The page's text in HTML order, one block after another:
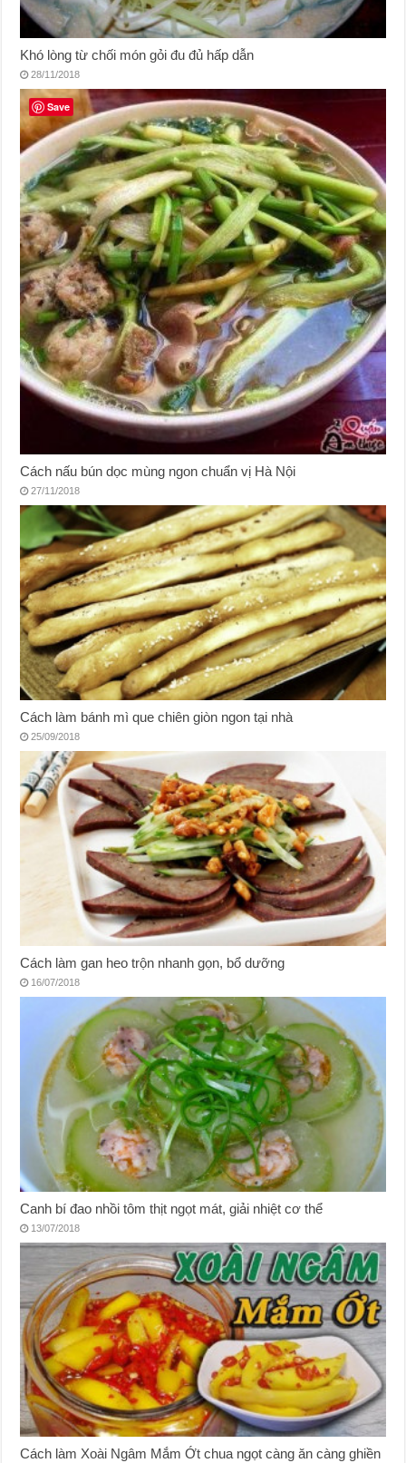
Khó lòng từ chối món gỏi đu đủ hấp dẫn
28/11/2018
Cách nấu bún dọc mùng ngon chuẩn vị Hà Nội
27/11/2018
Cách làm bánh mì que chiên giòn ngon tại nhà
25/09/2018
Cách làm gan heo trộn nhanh gọn, bổ dưỡng
16/07/2018
Canh bí đao nhồi tôm thịt ngọt mát, giải nhiệt cơ thể
13/07/2018
Cách làm Xoài Ngâm Mắm Ớt chua ngọt càng ăn càng ghiền
Save